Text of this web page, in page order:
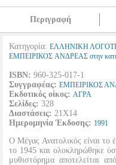
Περιγραφή
Κατηγορία: ΕΛΛΗΝΙΚΗ
ΕΜΠΕΙΡΙΚΟΣ ΑΝΔΡΕΑΣ στην
ISBN: 960-325-017-1
Συγγραφέας: ΕΜΠΕΙΡΙΚΟΣ
Εκδοτικός οίκος: ΑΓΡΑ
Σελίδες: 328
Διαστάσεις: 21Χ14
Ημερομηνία Έκδοσης: 1991
Ο Μέγας Ανατολικός είναι το
το 1945 και ολοκληρώθηκε
μυθιστόρημα αποτελείται